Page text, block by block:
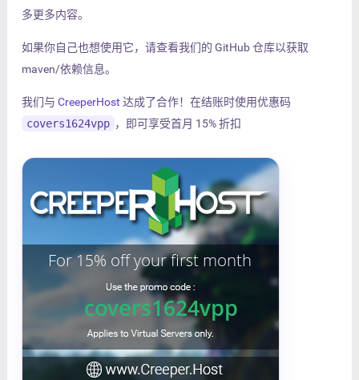
多更多内容。
如果你自己也想使用它，请查看我们的 GitHub 仓库以获取
maven/依赖信息。
我们与 CreeperHost 达成了合作！在结账时使用优惠码
covers1624vpp ，即可享受首月 15% 折扣